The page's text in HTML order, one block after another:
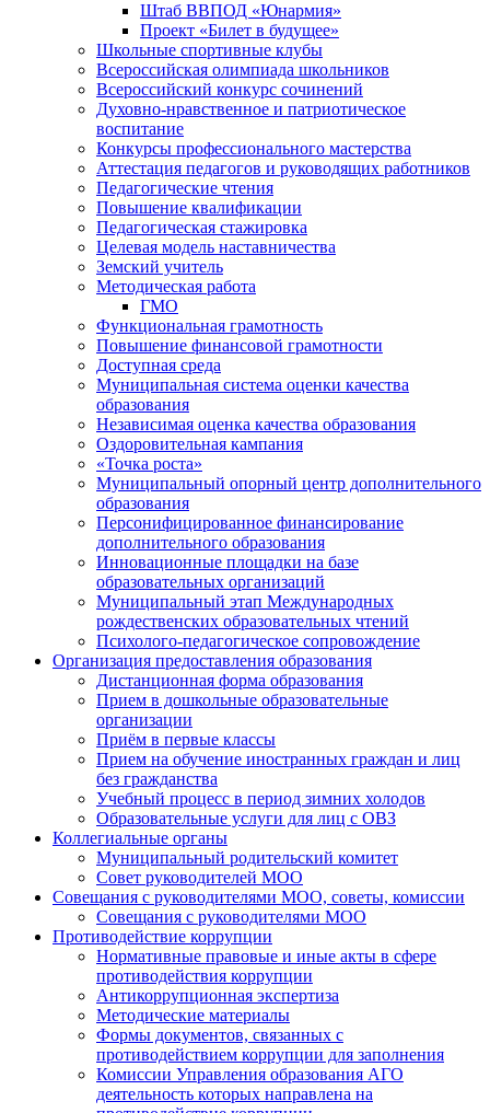
Штаб ВВПОД «Юнармия»
Проект «Билет в будущее»
Школьные спортивные клубы
Всероссийская олимпиада школьников
Всероссийский конкурс сочинений
Духовно-нравственное и патриотическое
воспитание
Конкурсы профессионального мастерства
Аттестация педагогов и руководящих работников
Педагогические чтения
Повышение квалификации
Педагогическая стажировка
Целевая модель наставничества
Земский учитель
Методическая работа
ГМО
Функциональная грамотность
Повышение финансовой грамотности
Доступная среда
Муниципальная система оценки качества
образования
Независимая оценка качества образования
Оздоровительная кампания
«Точка роста»
Муниципальный опорный центр дополнительного
образования
Персонифицированное финансирование
дополнительного образования
Инновационные площадки на базе
образовательных организаций
Муниципальный этап Международных
рождественских образовательных чтений
Психолого-педагогическое сопровождение
Организация предоставления образования
Дистанционная форма образования
Прием в дошкольные образовательные
организации
Приём в первые классы
Прием на обучение иностранных граждан и лиц
без гражданства
Учебный процесс в период зимних холодов
Образовательные услуги для лиц с ОВЗ
Коллегиальные органы
Муниципальный родительский комитет
Совет руководителей МОО
Совещания с руководителями МОО, советы, комиссии
Совещания с руководителями МОО
Противодействие коррупции
Нормативные правовые и иные акты в сфере
противодействия коррупции
Антикоррупционная экспертиза
Методические материалы
Формы документов, связанных с
противодействием коррупции для заполнения
Комиссии Управления образования АГО
деятельность которых направлена на